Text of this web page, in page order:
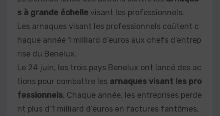
s à grande échelle visant les professionnels.
Les arnaques visant les professionnels coûtent c
haque année 1 milliard d’euros aux chefs d’entrep
rise du Benelux.
Le 24 juin, les trois pays Benelux ont lancé des ac
tions pour combattre les arnaques visant les pro
fessionnels. Chaque année, les entreprises perde
nt plus d’1 milliard d’euros en factures fantômes,